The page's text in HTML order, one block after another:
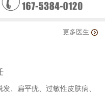
更多医生
、扁平疣、过敏性皮肤病、